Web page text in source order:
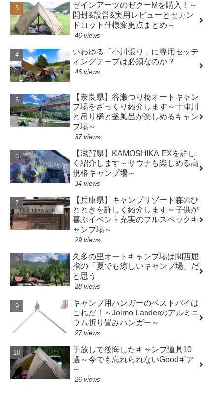
ゼインアーツのゼクーMを購入！～
開封&設営&実用レビューとセカン
ドロット仕様変更点まとめ～
46 views
いわゆる「小川張り」に専用セッテ
ィングテープは必須なのか？
46 views
【奈良県】谷瀬つり橋オートキャン
プ場をざっくり紹介します～十津川
と吊り橋と釜風呂が楽しめるキャン
プ場～
37 views
【滋賀県】KAMOSHIKA EXを詳し
く紹介します～サウナも楽しめる高
規格キャンプ場～
34 views
【兵庫県】キャンプリゾート森のひ
とときを詳しく紹介します～子供が
喜ぶイベント充実のフルスペックキ
ャンプ場～
29 views
久多の里オートキャンプ場は関西屈
指の「夏でも涼しいキャンプ場」だ
と思う
28 views
キャンプ用ハンガーのベストバイは
これだ！～Jolmo Landerのアルミニ
ウム折り畳みハンガー～
27 views
手放して後悔したキャンプ道具10
選～今でも忘れられないGoodギア
～
26 views